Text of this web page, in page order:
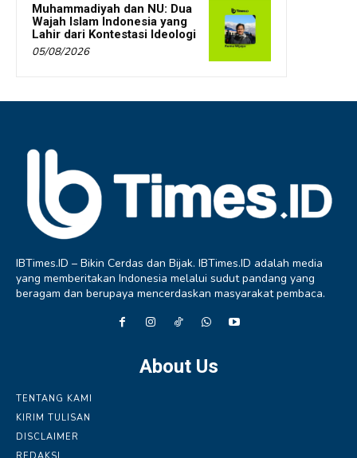
Muhammadiyah dan NU: Dua
Wajah Islam Indonesia yang
Lahir dari Kontestasi Ideologi
05/08/2026
IBTimes.ID – Bikin Cerdas dan Bijak. IBTimes.ID adalah media
yang memberitakan Indonesia melalui sudut pandang yang
beragam dan berupaya mencerdaskan masyarakat pembaca.
About Us
TENTANG KAMI
KIRIM TULISAN
DISCLAIMER